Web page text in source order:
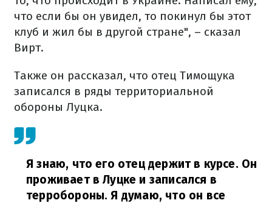
что если бы он увидел, то покинул бы этот
клуб и жил бы в другой стране", – сказал
Вирт.
Также он рассказал, что отец Тимощука
записался в ряды территориальной
обороны Луцка.
Я знаю, что его отец держит в курсе. Он
проживает в Луцке и записался в
терробороны. Я думаю, что он все